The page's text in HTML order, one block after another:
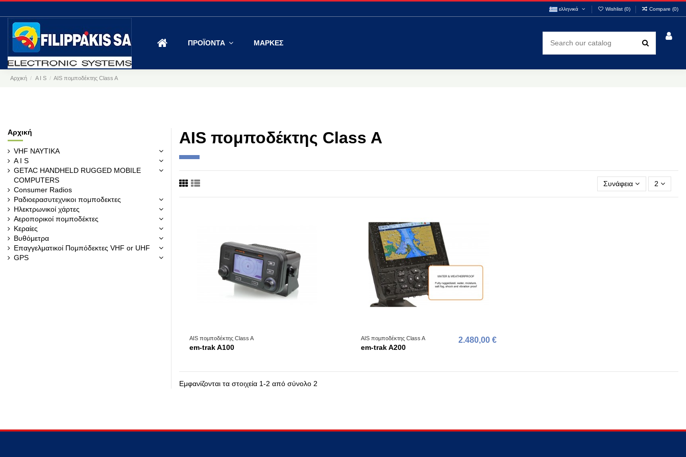
ελληνικά Wishlist (0) Compare (0)
ΠΡΟΪΟΝΤΑ ΜΑΡΚΕΣ
Αρχική A I S AIS πομποδέκτης Class A
AIS πομποδέκτης Class A
Συνάφεια 2
AIS πομποδέκτης Class A
em-trak A100
AIS πομποδέκτης Class A
em-trak A200
2.480,00 €
Εμφανίζονται τα στοιχεία 1-2 από σύνολο 2
Αρχική
VHF ΝΑΥΤΙΚΑ
A I S
GETAC HANDHELD RUGGED MOBILE
COMPUTERS
Consumer Radios
Ραδιοερασυτεχνικοι πομποδεκτες
Ηλεκτρωνικοί χάρτες
Αεροπορικοί πομποδέκτες
Κεραίες
Βυθόμετρα
Επαγγελματικοί Πομπόδεκτες VHF or UHF
GPS